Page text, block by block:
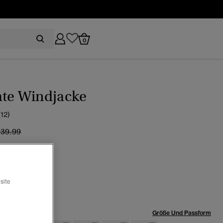
0
Windjacke
wurde reduziert von
bis
Größe Und Passform